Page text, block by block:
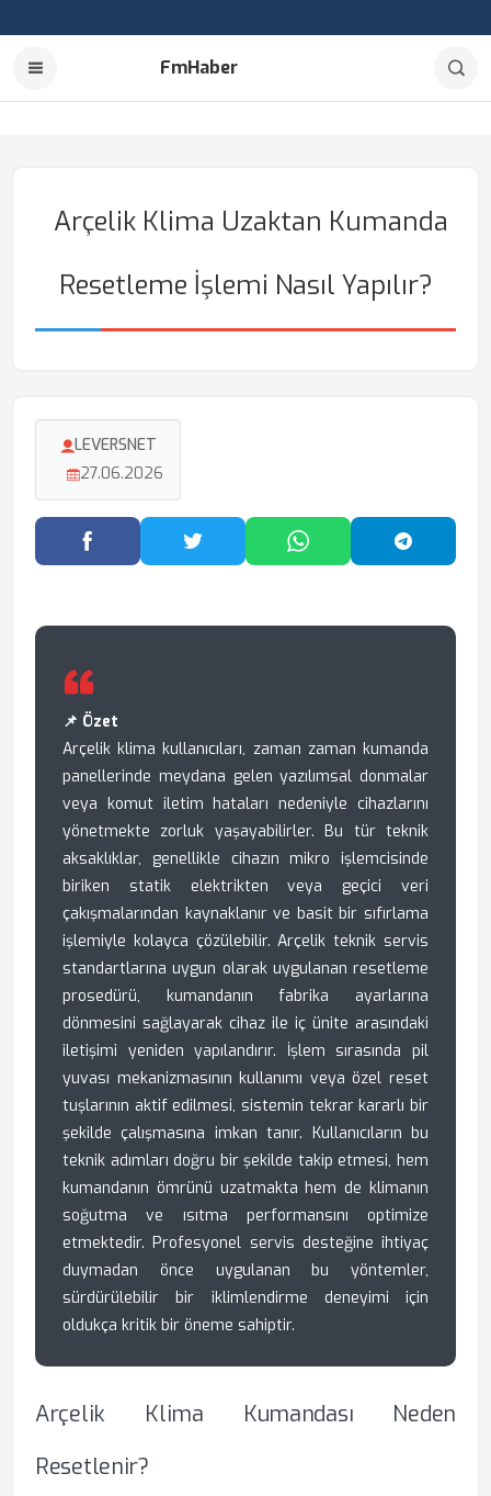
FmHaber
Arçelik Klima Uzaktan Kumanda
Resetleme İşlemi Nasıl Yapılır?
LEVERSNET
27.06.2026
Facebook'ta PaylaşTwitter'da PaylaşWhatsApp'ta Paylaş
📌 Özet
Arçelik klima kullanıcıları, zaman zaman kumanda
panellerinde meydana gelen yazılımsal donmalar
veya komut iletim hataları nedeniyle cihazlarını
yönetmekte zorluk yaşayabilirler. Bu tür teknik
aksaklıklar, genellikle cihazın mikro işlemcisinde
biriken statik elektrikten veya geçici veri
çakışmalarından kaynaklanır ve basit bir sıfırlama
işlemiyle kolayca çözülebilir. Arçelik teknik servis
standartlarına uygun olarak uygulanan resetleme
prosedürü, kumandanın fabrika ayarlarına
dönmesini sağlayarak cihaz ile iç ünite arasındaki
iletişimi yeniden yapılandırır. İşlem sırasında pil
yuvası mekanizmasının kullanımı veya özel reset
tuşlarının aktif edilmesi, sistemin tekrar kararlı bir
şekilde çalışmasına imkan tanır. Kullanıcıların bu
teknik adımları doğru bir şekilde takip etmesi, hem
kumandanın ömrünü uzatmakta hem de klimanın
soğutma ve ısıtma performansını optimize
etmektedir. Profesyonel servis desteğine ihtiyaç
duymadan önce uygulanan bu yöntemler,
sürdürülebilir bir iklimlendirme deneyimi için
oldukça kritik bir öneme sahiptir.
Arçelik Klima Kumandası Neden
Resetlenir?